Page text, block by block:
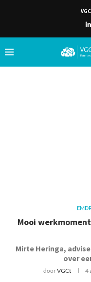
Mooi
Mirte Heringa,
over
doorVGCt 4